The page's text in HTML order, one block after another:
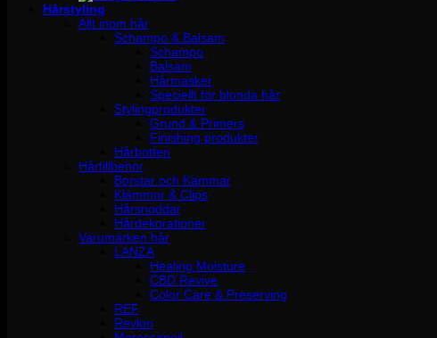
Hårstyling
Allt inom hår
Schampo & Balsam
Schampo
Balsam
Hårmasker
Speciellt för blonda hår
Stylingprodukter
Grund & Primers
Finishing produkter
Hårbotten
Hårtillbehör
Borstar och Kammar
Klämmor & Clips
Hårsnoddar
Hårdekorationer
Varumärken hår
LANZA
Healing Moisture
CBD Revive
Color Care & Preserving
REF
Revlon